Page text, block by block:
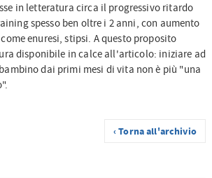
in letteratura circa il progressivo ritardo
spesso ben oltre i 2 anni, con aumento
enuresi, stipsi. A questo proposito
disponibile in calce all'articolo: iniziare ad
dai primi mesi di vita non è più "una
‹ Torna all'archivio